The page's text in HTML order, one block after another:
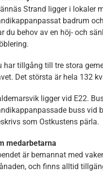
Strand ligger i lokaler
badrum
du behov av en höj- och
har tillgång till tre stora
Det största är hela 132
ligger vid E22.
buss vid
som Ostkustens pärla.
medarbetarna
är bemannat med
och finns alltid